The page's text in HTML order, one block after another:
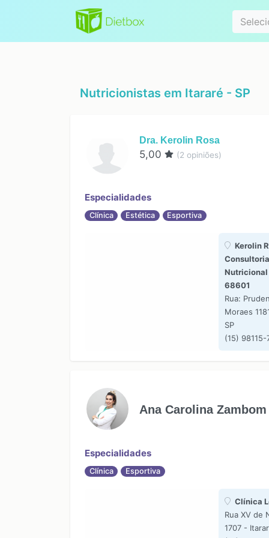
Nutricionistas em Itararé - SP
Dra. Kerolin Rosa
5,00 (2 opiniões)
Especialidades
Clínica Estética Esportiva
Kerolin
Consultoria
Nutricional
68601
Rua:
Moraes
SP
(15) 98115-
Ana Carolina
Especialidades
Clínica Esportiva
Clínica
Rua XV de
1707 -